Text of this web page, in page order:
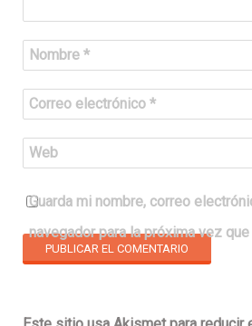
Nombre *
Correo electrónico *
Web
Guarda mi nombre, correo
navegador para la próxima vez